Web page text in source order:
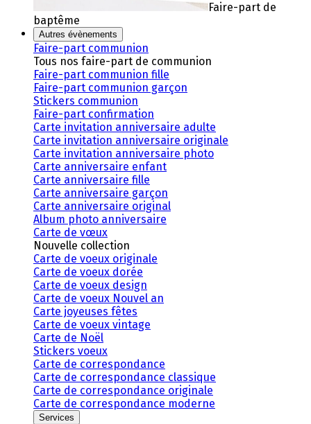
Faire-part de
baptême
Autres évènements
Faire-part communion
Tous nos faire-part de communion
Faire-part communion fille
Faire-part communion garçon
Stickers communion
Faire-part confirmation
Carte invitation anniversaire adulte
Carte invitation anniversaire originale
Carte invitation anniversaire photo
Carte anniversaire enfant
Carte anniversaire fille
Carte anniversaire garçon
Carte anniversaire original
Album photo anniversaire
Carte de vœux
Nouvelle collection
Carte de voeux originale
Carte de voeux dorée
Carte de voeux design
Carte de voeux Nouvel an
Carte joyeuses fêtes
Carte de voeux vintage
Carte de Noël
Stickers voeux
Carte de correspondance
Carte de correspondance classique
Carte de correspondance originale
Carte de correspondance moderne
Services